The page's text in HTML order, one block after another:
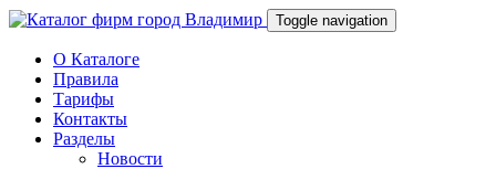
Toggle navigation
О Каталоге
Правила
Тарифы
Контакты
Разделы
Новости